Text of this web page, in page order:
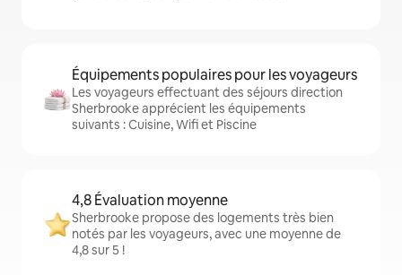
Équipements populaires pour les voyageurs
Les voyageurs effectuant des séjours direction
Sherbrooke apprécient les équipements
suivants : Cuisine, Wifi et Piscine
4,8 Évaluation moyenne
Sherbrooke propose des logements très bien
notés par les voyageurs, avec une moyenne de
4,8 sur 5 !